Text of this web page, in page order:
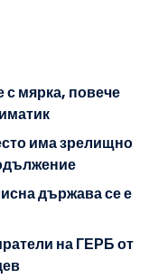
с мярка, повече
има зрелищно
държава се е
на ГЕРБ от